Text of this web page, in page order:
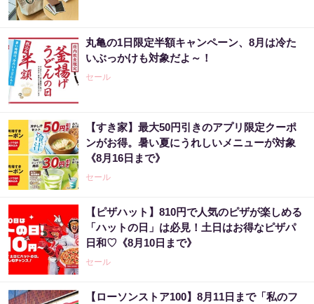
丸亀の1日限定半額キャンペーン、8月は冷た
いぶっかけも対象だよ～！
セール
【すき家】最大50円引きのアプリ限定クーポ
ンがお得。暑い夏にうれしいメニューが対象
《8月16日まで》
セール
【ピザハット】810円で人気のピザが楽しめる
「ハットの日」は必見！土日はお得なピザパ
日和♡《8月10日まで》
セール
【ローソンストア100】8月11日まで「私のフ